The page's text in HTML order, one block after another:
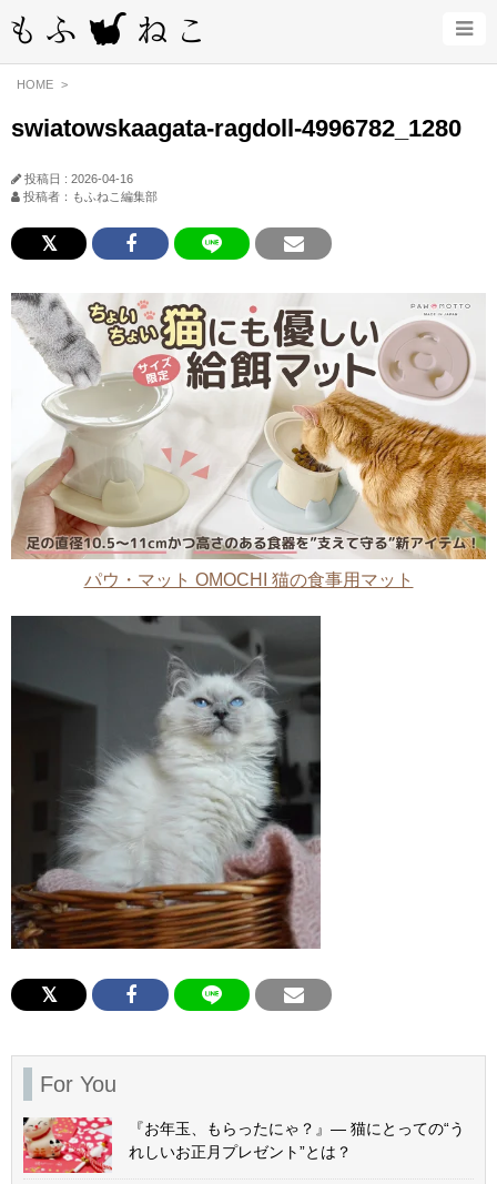
HOME
swiatowskaagata-ragdoll-4996782_1280
投稿日 : 2026-04-16
投稿者：もふねこ編集部
パウ・マット OMOCHI 猫の食事用マット
For You
『お年玉、もらったにゃ？』— 猫にとっての“う
れしいお正月プレゼント”とは？